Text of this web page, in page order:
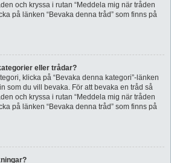
och kryssa i rutan “Meddela mig när tråden
på länken “Bevaka denna tråd” som finns på
eller trådar?
klicka på “Bevaka denna kategori”-länken
som du vill bevaka. För att bevaka en tråd så
och kryssa i rutan “Meddela mig när tråden
på länken “Bevaka denna tråd” som finns på